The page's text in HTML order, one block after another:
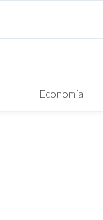
Economía